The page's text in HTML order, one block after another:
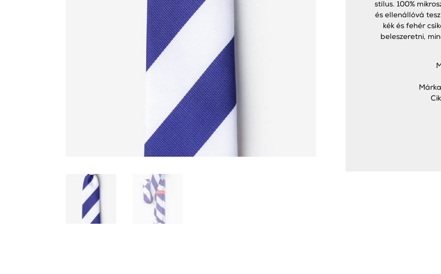
stílus. 100%
és ellenállóvá
kék és fehér
beleszeretni,